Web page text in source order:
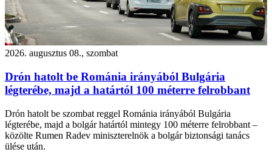
2026. augusztus 08., szombat
Drón hatolt be Románia irányából Bulgária
légterébe, majd a határtól 100 méterre felrobbant
Drón hatolt be szombat reggel Románia irányából Bulgária
légterébe, majd a bolgár határtól mintegy 100 méterre felrobbant –
közölte Rumen Radev miniszterelnök a bolgár biztonsági tanács
ülése után.